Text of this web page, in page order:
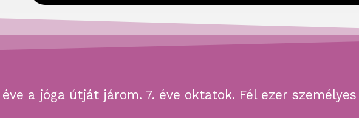
éve a jóga útját járom. 7. éve oktatok. Fél ezer